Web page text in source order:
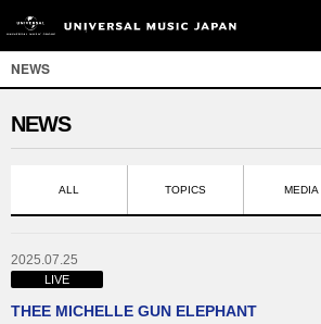
NEWS
NEWS
ALL TOPICS MEDIA
2025.07.25
LIVE
THEE MICHELLE GUN ELEPHANT